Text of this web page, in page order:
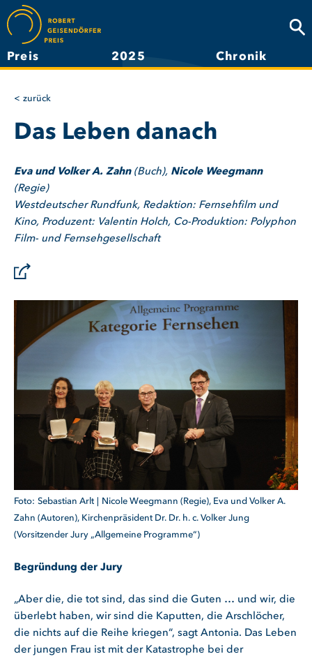
Direkt
zum
Inhalt
Preis 2025 Chronik
zurück
Das Leben danach
Eva und Volker A. Zahn(Buch), Nicole Weegmann
(Regie)
Westdeutscher Rundfunk, Redaktion: Fernsehfilm und
Kino, Produzent: Valentin Holch, Co-Produktion: Polyphon
Film- und Fernsehgesellschaft
Sebastian Arlt
Nicole Weegmann (Regie), Eva und Volker A.
Zahn (Autoren), Kirchenpräsident Dr. Dr. h. c. Volker Jung
(Vorsitzender Jury „Allgemeine Programme“)
Begründung der Jury
„Aber die, die tot sind, das sind die Guten … und wir, die
überlebt haben, wir sind die Kaputten, die Arschlöcher,
die nichts auf die Reihe kriegen“, sagt Antonia. Das Leben
der jungen Frau ist mit der Katastrophe bei der